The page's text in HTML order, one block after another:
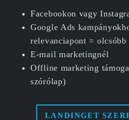
Facebookon vagy
Google Ads
relevanciapont =
E-mail marketingnél
Offline marketing
szórólap)
LANDINGET